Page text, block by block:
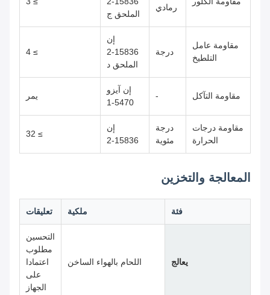
رمادي
الملحق ج
مقاومة عامل
التلطيخ
درجة
إن
15836-2
الملحق د
≥ 4
مقاومة التآكل -
إن آيزو
5470-1
يمر
مقاومة درجات
الحرارة
درجة
مئوية
إن
15836-2
≥ 32
المعالجة والتخزين
فئة ملكية تعليقات
يعالج اللحام بالهواء الساخن
التحسين
مطلوب
اعتمادا
على
الجهاز